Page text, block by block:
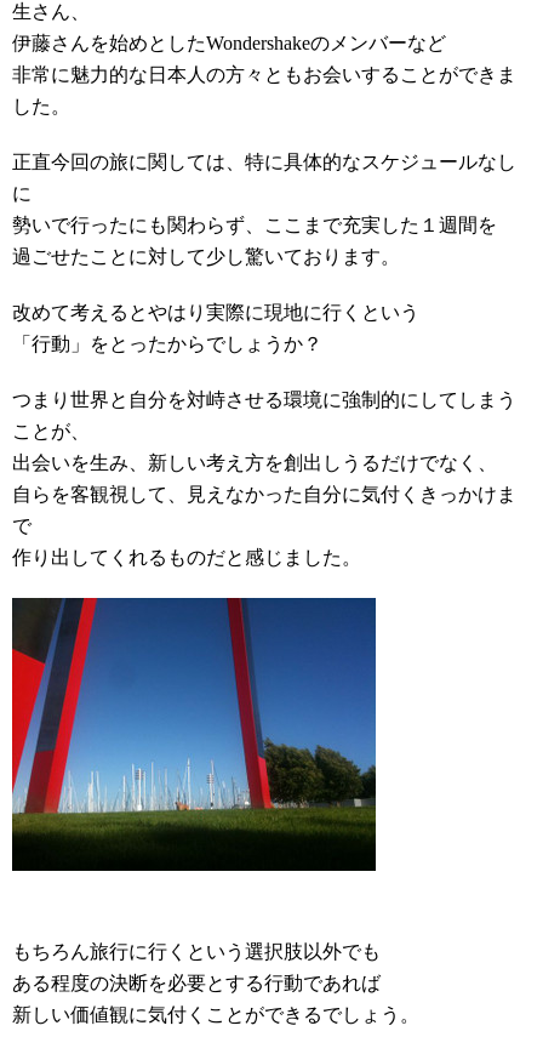
生さん、
伊藤さんを始めとしたWondershakeのメンバーなど
非常に魅力的な日本人の方々ともお会いすることができま
した。
正直今回の旅に関しては、特に具体的なスケジュールなし
に
勢いで行ったにも関わらず、ここまで充実した１週間を
過ごせたことに対して少し驚いております。
改めて考えるとやはり実際に現地に行くという
「行動」をとったからでしょうか？
つまり世界と自分を対峙させる環境に強制的にしてしまう
ことが、
出会いを生み、新しい考え方を創出しうるだけでなく、
自らを客観視して、見えなかった自分に気付くきっかけま
で
作り出してくれるものだと感じました。
もちろん旅行に行くという選択肢以外でも
ある程度の決断を必要とする行動であれば
新しい価値観に気付くことができるでしょう。